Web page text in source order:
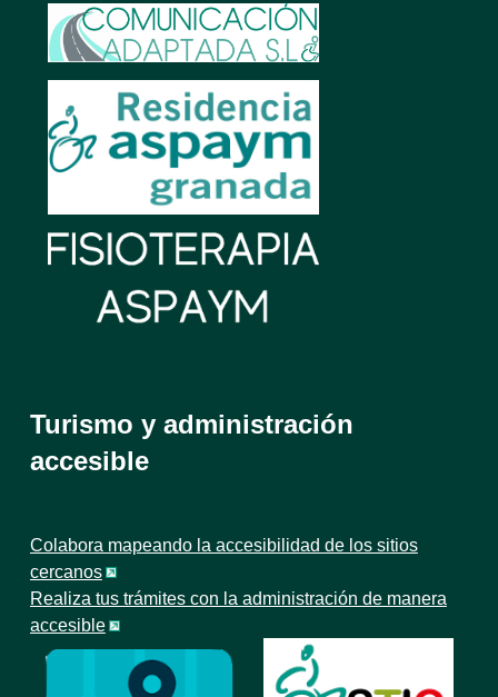
Turismo y administración
accesible
Colabora mapeando la accesibilidad de los sitios
cercanos
Realiza tus trámites con la administración de manera
accesible